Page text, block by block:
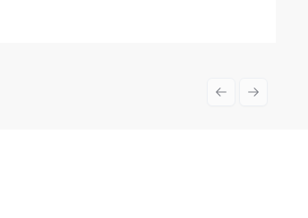
Previous slide
Next slide